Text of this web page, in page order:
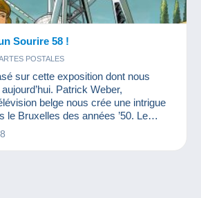
Sourire 58 !
POSTALES
sur cette exposition dont nous
Patrick Weber,
belge nous crée une intrigue
le Bruxelles des années ’50. Le
Deville nous offre ce magnifique
tout dans le cadre de ce premier